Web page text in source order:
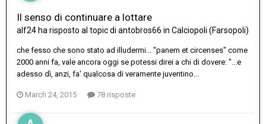
Il senso di continuare a lottare
alf24 ha risposto al topic di antobros66 in Calciopoli (Farsopoli)
che fesso che sono stato ad illudermi... "panem et circenses" come
2000 anni fa, vale ancora oggi se potessi direi a chi di dovere: "...e
adesso dì, anzi, fa' qualcosa di veramente juventino...
March 24, 2015 78 risposte